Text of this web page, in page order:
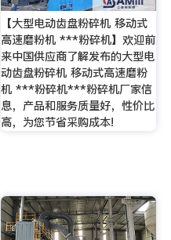
【大型电动齿盘粉碎机 移动式
高速磨粉机 ***粉碎机】欢迎前
来中国供应商了解发布的大型电
动齿盘粉碎机 移动式高速磨粉
机 ***粉碎机***粉碎机厂家信
息，产品和服务质量好，性价比
高，为您节省采购成本!